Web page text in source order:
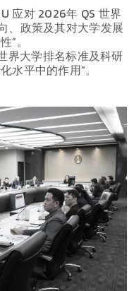
应对 2026年 QS 世界
、政策及其对大学发展
”。
界大学排名标准及科研
水平中的作用”。